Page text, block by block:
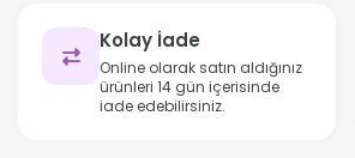
Kolay İade
Online olarak satın aldığınız
ürünleri 14 gün içerisinde
iade edebilirsiniz.